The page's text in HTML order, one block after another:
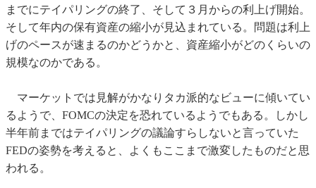
までにテイパリングの終了、そして３月からの利上げ開始。
そして年内の保有資産の縮小が見込まれている。問題は利上
げのペースが速まるのかどうかと、資産縮小がどのくらいの
規模なのかである。
マーケットでは見解がかなりタカ派的なビューに傾いてい
るようで、FOMCの決定を恐れているようでもある。しかし
半年前まではテイパリングの議論すらしないと言っていた
FEDの姿勢を考えると、よくもここまで激変したものだと思
われる。